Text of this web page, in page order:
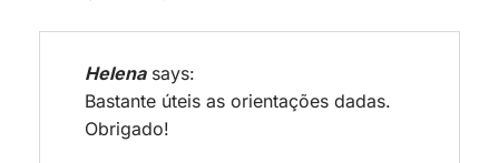
Helena says:
Bastante úteis as orientações dadas.
Obrigado!